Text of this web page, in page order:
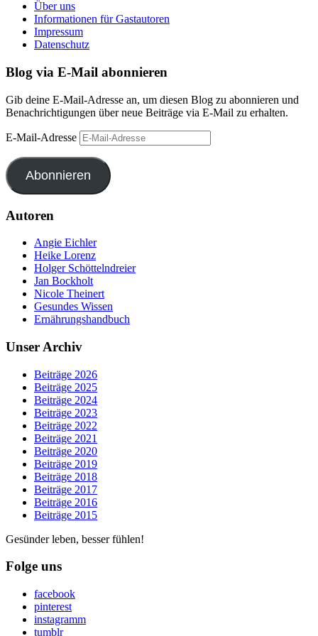
Über uns
Informationen für Gastautoren
Impressum
Datenschutz
Blog via E-Mail abonnieren
Gib deine E-Mail-Adresse an, um diesen Blog zu abonnieren und
Benachrichtigungen über neue Beiträge via E-Mail zu erhalten.
E-Mail-Adresse
Abonnieren
Autoren
Angie Eichler
Heike Lorenz
Holger Schöttelndreier
Jan Bockholt
Nicole Theinert
Gesundes Wissen
Ernährungshandbuch
Unser Archiv
Beiträge 2026
Beiträge 2025
Beiträge 2024
Beiträge 2023
Beiträge 2022
Beiträge 2021
Beiträge 2020
Beiträge 2019
Beiträge 2018
Beiträge 2017
Beiträge 2016
Beiträge 2015
Gesünder leben, besser fühlen!
Folge uns
facebook
pinterest
instagramm
tumblr